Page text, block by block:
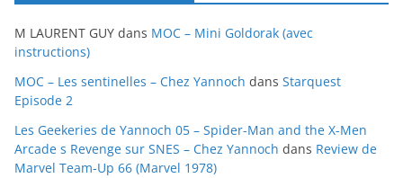
v
e
s
M LAURENT GUY dans MOC – Mini Goldorak (avec
instructions)
MOC – Les sentinelles – Chez Yannoch dans Starquest
Episode 2
Les Geekeries de Yannoch 05 – Spider-Man and the X-Men
Arcade s Revenge sur SNES – Chez Yannoch dans Review de
Marvel Team-Up 66 (Marvel 1978)